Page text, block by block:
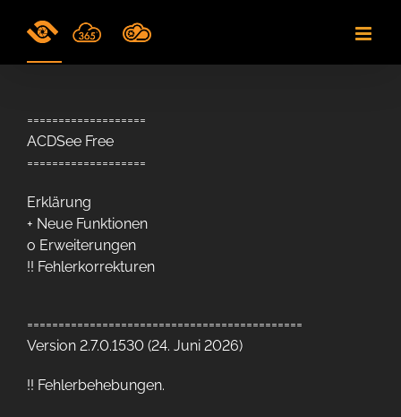
===================
ACDSee Free
===================
Erklärung
+ Neue Funktionen
o Erweiterungen
!! Fehlerkorrekturen
============================================
Version 2.7.0.1530 (24. Juni 2026)
!! Fehlerbehebungen.